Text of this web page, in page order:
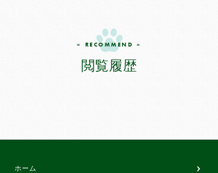
トイレトレーニングで使う
小さな子に使う
お試ししてから使う
RECOMMEND
閲覧履歴
ホーム